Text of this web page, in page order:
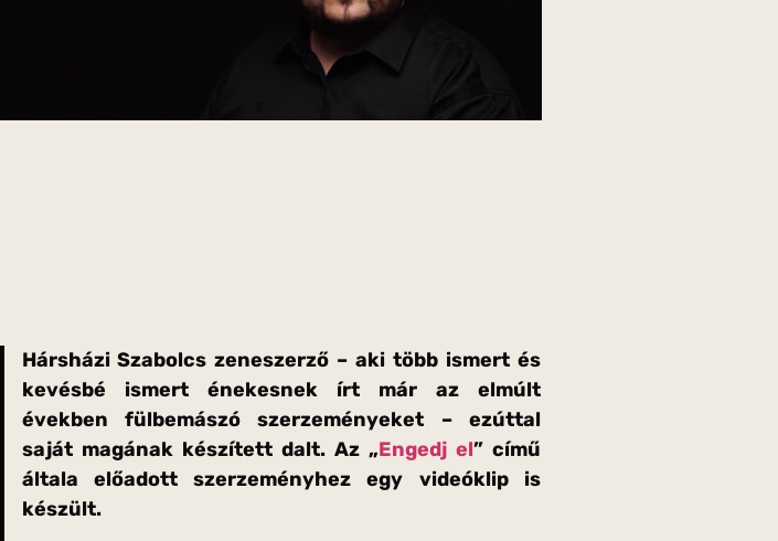
Hársházi Szabolcs zeneszerző – aki több ismert és
kevésbé ismert énekesnek írt már az elmúlt
években fülbemászó szerzeményeket – ezúttal
saját magának készített dalt. Az „Engedj el” című
általa előadott szerzeményhez egy videóklip is
készült.